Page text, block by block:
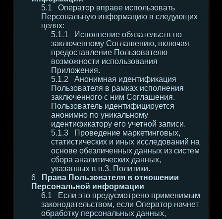
Оператор вправе использовать
Персональную информацию в следующих
целях:
Исполнение обязательств по
заключенному Соглашению, включая
предоставление Пользователю
возможности использования
Приложения.
Анонимная идентификация
Пользователя в рамках исполнения
заключенного с ним Соглашения.
Пользователь идентифицируется
анонимно по уникальному
идентификатору его учетной записи.
Проведение маркетинговых,
статистических и иных исследований на
основе обезличенных данных из систем
сбора аналитических данных,
указанных в п.3. Политики.
Права Пользователя в отношении
Персональной информации
Если это предусмотрено применимым
законодательством, если Оператор начнет
обработку персональных данных,